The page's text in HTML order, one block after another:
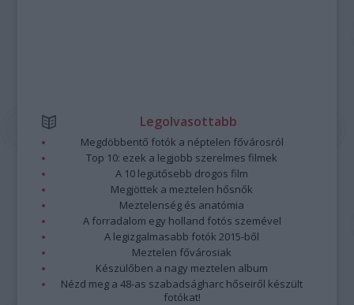
Legolvasottabb
Megdöbbentő fotók a néptelen fővárosról
Top 10: ezek a legjobb szerelmes filmek
A 10 legütősebb drogos film
Megjöttek a meztelen hősnők
Meztelenség és anatómia
A forradalom egy holland fotós szemével
A legizgalmasabb fotók 2015-ből
Meztelen fővárosiak
Készülőben a nagy meztelen album
Nézd meg a 48-as szabadságharc hőseiről készült
fotókat!